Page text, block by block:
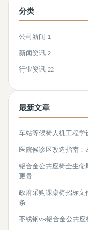
分类
公司新闻 1
新闻资讯 2
行业资讯 22
最新文章
车站等候椅人机工程
医院候诊区改造指南
铝合金公共座椅全生
更贵
政府采购课桌椅招标
条
不锈钢vs铝合金公共